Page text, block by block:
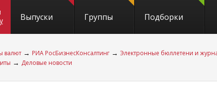
Выпуски Группы Подборки
валют → РИА РосБизнесКонсалтинг → Электронные бюллетени и
→ Деловые новости